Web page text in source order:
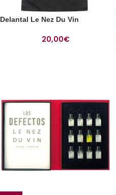
Delantal Le Nez Du Vin
20,00€